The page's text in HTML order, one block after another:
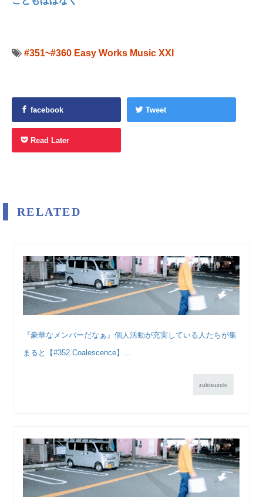
#351~#360 Easy Works Music XXI
facebook Tweet
Read Later
RELATED
『豪華なメンバーだなぁ』個人活動が充実している人たちが集
まると【#352.Coalescence】...
zukisuzuki